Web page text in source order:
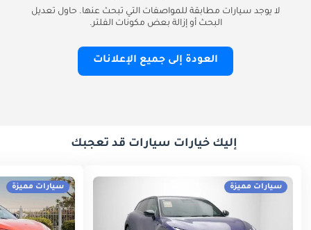
لا يوجد سيارات مطابقة للمواصفات التي تبحث عنها. حاول تعديل
البحث أو إزالة بعض مكونات الفلتر.
العودة إلى جميع الإعلانات
إليك خيارات سيارات قد تعجبك
سيارات مميزة سيارات مميزة